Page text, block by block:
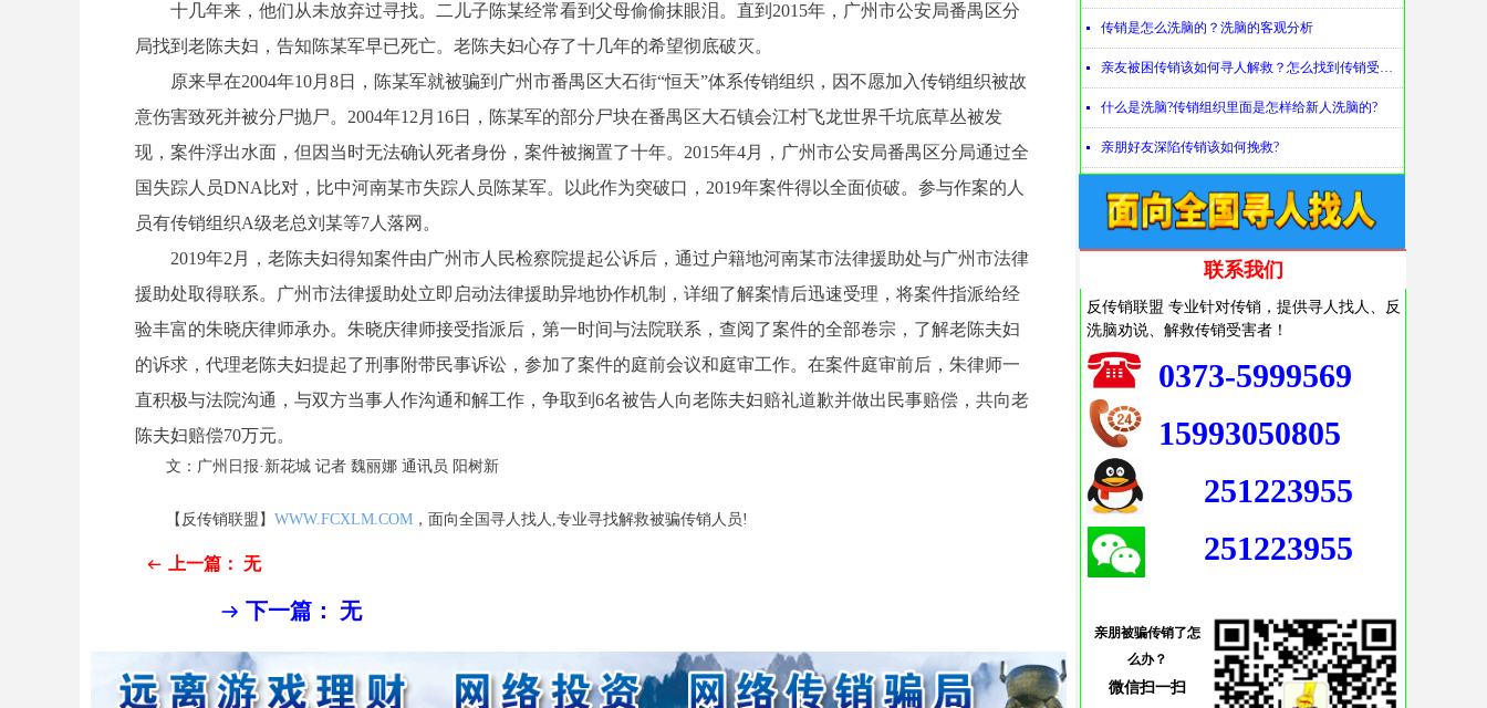
十几年来，他们从未放弃过寻找。二儿子陈某经常看到父母偷偷抹眼泪。直到2015年，广州市公安局番禺区分
局找到老陈夫妇，告知陈某军早已死亡。老陈夫妇心存了十几年的希望彻底破灭。
原来早在2004年10月8日，陈某军就被骗到广州市番禺区大石街“恒天”体系传销组织，因不愿加入传销组织被故
意伤害致死并被分尸抛尸。2004年12月16日，陈某军的部分尸块在番禺区大石镇会江村飞龙世界千坑底草丛被发
现，案件浮出水面，但因当时无法确认死者身份，案件被搁置了十年。2015年4月，广州市公安局番禺区分局通过全
国失踪人员DNA比对，比中河南某市失踪人员陈某军。以此作为突破口，2019年案件得以全面侦破。参与作案的人
员有传销组织A级老总刘某等7人落网。
2019年2月，老陈夫妇得知案件由广州市人民检察院提起公诉后，通过户籍地河南某市法律援助处与广州市法律
援助处取得联系。广州市法律援助处立即启动法律援助异地协作机制，详细了解案情后迅速受理，将案件指派给经
验丰富的朱晓庆律师承办。朱晓庆律师接受指派后，第一时间与法院联系，查阅了案件的全部卷宗，了解老陈夫妇
的诉求，代理老陈夫妇提起了刑事附带民事诉讼，参加了案件的庭前会议和庭审工作。在案件庭审前后，朱律师一
直积极与法院沟通，与双方当事人作沟通和解工作，争取到6名被告人向老陈夫妇赔礼道歉并做出民事赔偿，共向老
陈夫妇赔偿70万元。
文：广州日报·新花城 记者 魏丽娜 通讯员 阳树新
【反传销联盟】 WWW.FCXLM.COM ，面向全国寻人找人,专业寻找解救被骗传销人员!
ꂃ 上一篇： 无
ꁹ 下一篇： 无
联系我们
反传销联盟 专业针对传销，提供寻人找人、反
洗脑劝说、解救传销受害者！
亲朋被骗传销了怎
么办？
微信扫一扫
0373-5999569
15993050805
251223955
251223955
넷 传销是怎么洗脑的？洗脑的客观分析
넷 亲友被困传销该如何寻人解救？怎么找到传销受害者？
넷 什么是洗脑?传销组织里面是怎样给新人洗脑的?
넷 亲朋好友深陷传销该如何挽救?